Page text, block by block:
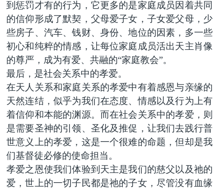
到惩罚才有的行为，它更多的是家庭成员因着共同
的信仰形成了默契，父母爱子女，子女爱父母，少
些房子、汽车、钱财、身份、地位的因素，多一些
初心和纯粹的情感，让每位家庭成员活出天主肖像
的尊严，成为有爱、共融的“家庭教会”。
最后，是社会关系中的孝爱。
在天人关系和家庭关系的孝爱中有着感恩与亲缘的
天然连结，似乎为我们在态度、情感以及行为上有
着信仰和本能的渊源。而在社会关系中的孝爱，则
是需要圣神的引领、圣化及推促，让我们去践行普
世意义上的孝爱，这是一个很难的命题，但却是我
们基督徒必修的使命担当。
孝爱之恩使我们体验到天主是我们的慈父以及祂的
爱，世上的一切子民都是祂的子女，尽管没有血缘